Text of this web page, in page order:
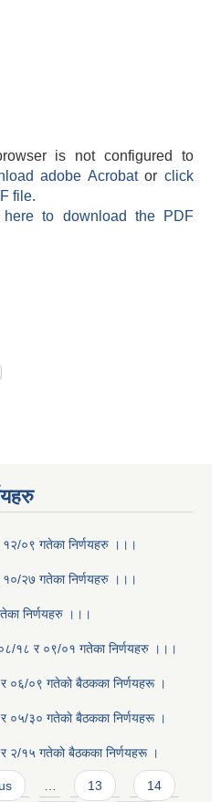
is not configured to
adobe Acrobatorclick
file.
here to download the PDF
१२/०९ गतेका निर्णयहरु ।।।
१०/२७ गतेका निर्णयहरु ।।।
निर्णयहरु ।।।
१८ र ०९/०१ गतेका निर्णयहरु ।।।
०६/०९ गतेकाे बैठकका निर्णयहरू ।
०५/३० गतेकाे बैठकका निर्णयहरू ।
२/१५ गतेकाे बैठकका निर्णयहरू ।
… 13 14